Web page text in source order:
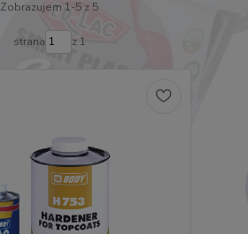
Zobrazujem 1-5 z 5
strana z 1